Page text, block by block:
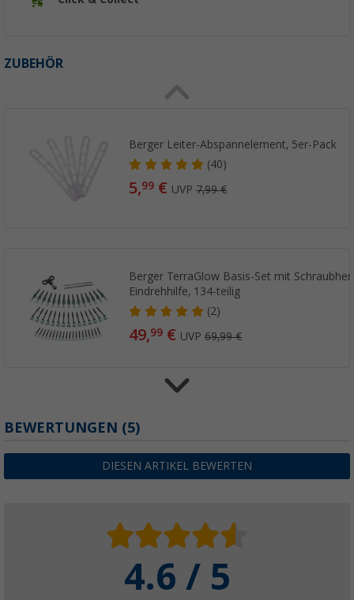
ZUBEHÖR
Berger Leiter-Abspannelement, 5er-Pack
(40)
5,99 € UVP7,99 €
Berger TerraGlow Basis-Set mit
Eindrehhilfe, 134-teilig
(2)
49,99 € UVP69,99 €
Berger Balls Solar-Lichterkette 20 LED-
9, 99€
BEWERTUNGEN (5)
DIESEN ARTIKEL BEWERTEN
4.6 / 5